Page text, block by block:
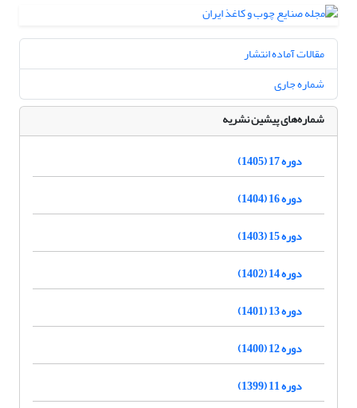
مقالات آماده انتشار
شماره جاری
شماره‌های پیشین نشریه
دوره 17 (1405)
دوره 16 (1404)
دوره 15 (1403)
دوره 14 (1402)
دوره 13 (1401)
دوره 12 (1400)
دوره 11 (1399)